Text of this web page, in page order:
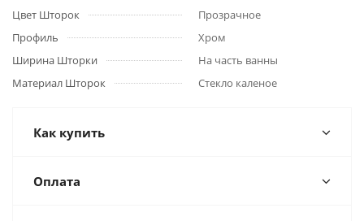
Цвет Шторок
Прозрачное
Профиль
Хром
Ширина Шторки
На часть ванны
Материал Шторок
Стекло каленое
Как купить
Оплата